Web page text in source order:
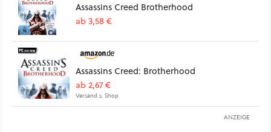
Assassins Creed Brotherhood
ab 3,58 €
Assassins Creed: Brotherhood
ab 2,67 €
Versand s. Shop
ANZEIGE